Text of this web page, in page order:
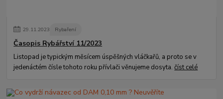
29.11.2023 Rybaření
Časopis Rybářství 11/2023
Listopad je typickým měsícem úspěšných vláčkařů, a proto se v
jedenáctém čísle tohoto roku přívlači věnujeme dosyta.číst celé